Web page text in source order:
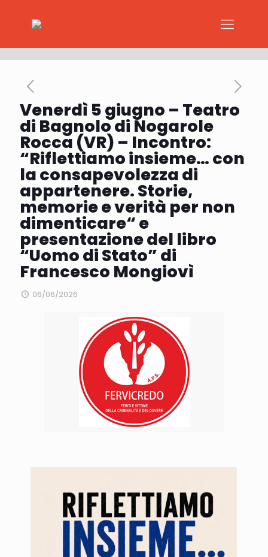
Venerdì 5 giugno – Teatro
di Bagnolo di Nogarole
Rocca (VR) – Incontro:
“Riflettiamo insieme… con
la consapevolezza di
appartenere. Storie,
memorie e verità per non
dimenticare“ e
presentazione del libro
“Uomo di Stato” di
Francesco Mongiovì
06/06/2026